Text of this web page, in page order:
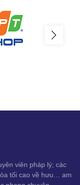
viên pháp lý; các
tối cao về hưu… am